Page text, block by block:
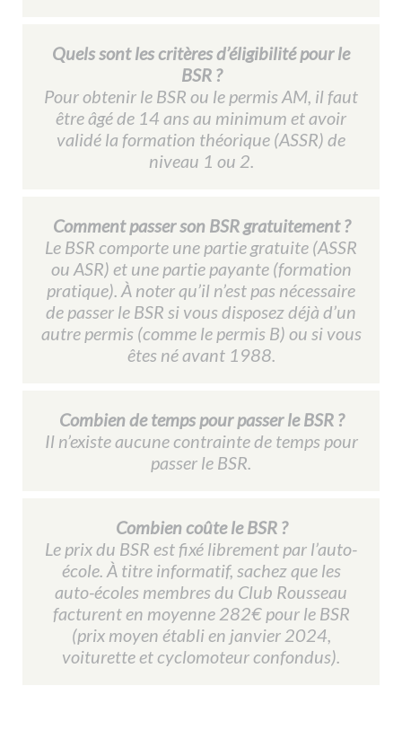
Quels sont les critères d’éligibilité pour le
BSR ?
Pour obtenir le BSR ou le permis AM, il faut
être âgé de 14 ans au minimum et avoir
validé la formation théorique (ASSR) de
niveau 1 ou 2.
Comment passer son BSR gratuitement ?
Le BSR comporte une partie gratuite (ASSR
ou ASR) et une partie payante (formation
pratique). À noter qu’il n’est pas nécessaire
de passer le BSR si vous disposez déjà d’un
autre permis (comme le permis B) ou si vous
êtes né avant 1988.
Combien de temps pour passer le BSR ?
Il n’existe aucune contrainte de temps pour
passer le BSR.
Combien coûte le BSR ?
Le prix du BSR est fixé librement par l’auto-
école. À titre informatif, sachez que les
auto-écoles membres du Club Rousseau
facturent en moyenne 282€ pour le BSR
(prix moyen établi en janvier 2024,
voiturette et cyclomoteur confondus).